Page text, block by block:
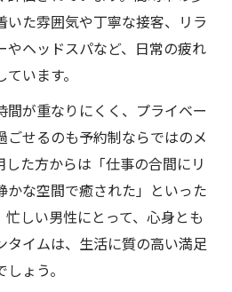
いた雰囲気や丁寧な接客、リラ
やヘッドスパなど、日常の疲れ
います。
が重なりにくく、プライベー
ごせるのも予約制ならではのメ
した方からは「仕事の合間にリ
かな空間で癒された」といった
しい男性にとって、心身とも
タイムは、生活に質の高い満足
ょう。